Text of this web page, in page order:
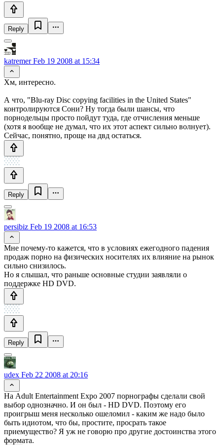
Reply
katremerFeb 19 2008 at 15:34
Хм, интересно.
А что, "Blu-ray Disc copying facilities in the United States"
контролируются Сони? Ну тогда были шансы, что
порнодельцы просто пойдут туда, где отчисления меньше
(хотя я вообще не думал, что их этот аспект сильно волнует).
Сейчас, понятно, проще на двд остаться.
Reply
persibiz Feb 19 2008 at 16:53
Мне почему-то кажется, что в условиях ежегодного падения
продаж порно на физических носителях их влияние на рынок
сильно снизилось.
Но я слышал, что раньше основные студии заявляли о
поддержке HD DVD.
Reply
udex Feb 22 2008 at 20:16
На Adult Entertainment Expo 2007 порнографы сделали свой
выбор однозначно. И он был - HD DVD. Поэтому его
проигрыш меня несколько ошеломил - каким же надо было
быть идиотом, что бы, простите, просрать такое
приемущество? Я уж не говорю про другие достоинства этого
формата.